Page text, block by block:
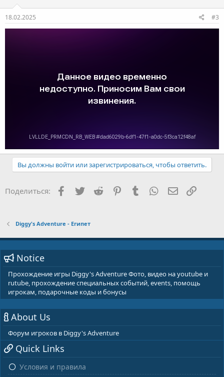
18.02.2025 #3
Вы должны войти или зарегистрироваться, чтобы ответить.
Поделиться: Facebook
Twitter Reddit PinterestTumblr WhatsApp
E-mail
Diggy's Adventure - Египет
Notice
Прохождение игры Diggy's Adventure Фото, видео на youtube и
rutube, прохождение специальных событий, events, помощь
игрокам, подарочные коды и бонусы
About Us
Форум игроков в Diggy's Adventure
Quick Links
Условия и правила